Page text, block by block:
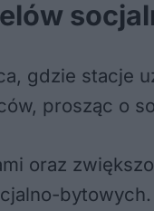
gdzie stacje
prosząc o
oraz